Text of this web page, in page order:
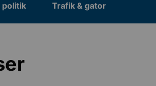
politik Trafik & gator